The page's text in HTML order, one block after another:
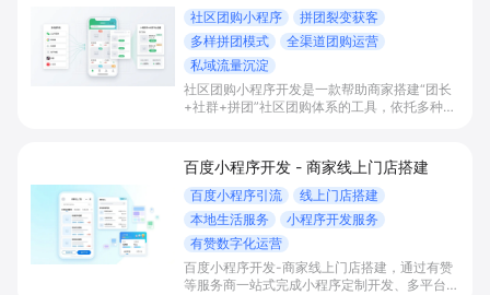
社区团购小程序
拼团裂变获客
多样拼团模式
全渠道团购运营
私域流量沉淀
社区团购小程序开发是一款帮助商家搭建“团长
+社群+拼团”社区团购体系的工具，依托多种拼
员。
百度小程序开发 - 商家线上门店搭建
百度小程序引流
线上门店搭建
本地生活服务
小程序开发服务
有赞数字化运营
百度小程序开发-商家线上门店搭建，通过有赞
等服务商一站式完成小程序定制开发、多平台联